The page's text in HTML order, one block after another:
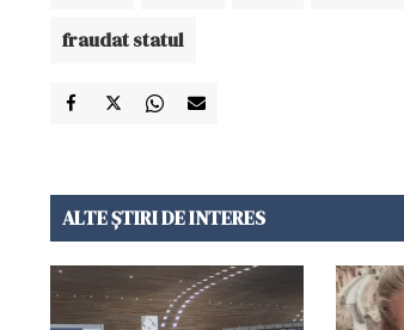
fraudat statul
ALTE ȘTIRI DE INTERES